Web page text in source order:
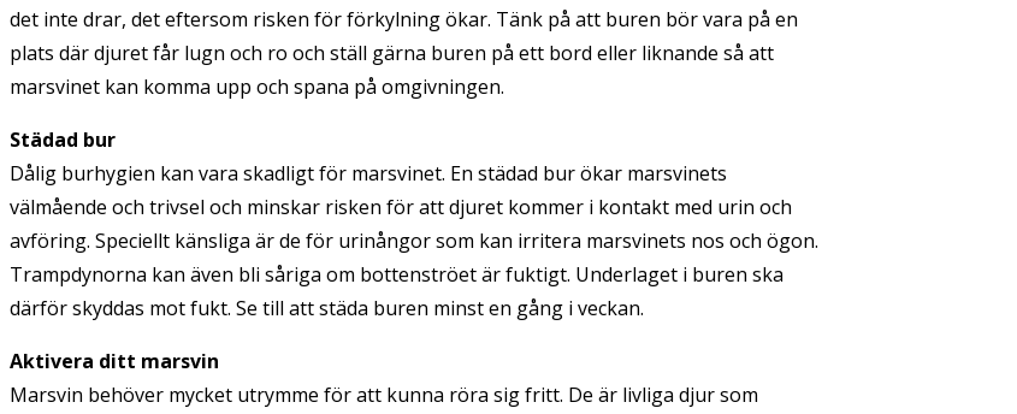
det inte drar, det eftersom risken för förkylning ökar. Tänk på att buren bör vara på en
plats där djuret får lugn och ro och ställ gärna buren på ett bord eller liknande så att
marsvinet kan komma upp och spana på omgivningen.
Städad bur
Dålig burhygien kan vara skadligt för marsvinet. En städad bur ökar marsvinets
välmående och trivsel och minskar risken för att djuret kommer i kontakt med urin och
avföring. Speciellt känsliga är de för urinångor som kan irritera marsvinets nos och ögon.
Trampdynorna kan även bli såriga om bottenströet är fuktigt. Underlaget i buren ska
därför skyddas mot fukt. Se till att städa buren minst en gång i veckan.
Aktivera ditt marsvin
Marsvin behöver mycket utrymme för att kunna röra sig fritt. De är livliga djur som